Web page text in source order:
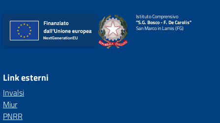
Istituto Comprensivo
"S.G. Bosco - F. De Carolis"
San Marco in Lamis (FG)
Link esterni
Invalsi
Miur
PNRR